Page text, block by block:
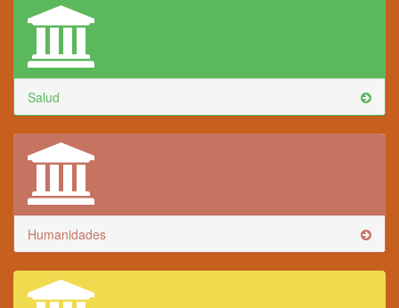
Salud
Humanidades